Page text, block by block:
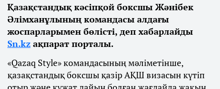
Қазақстандық кәсіпқой боксшы Жәнібек
Әлімханұлының командасы алдағы
жоспарларымен бөлісті, деп хабарлайды
Sn.kz ақпарат порталы.
«Qazaq Style» командасының мәліметінше,
қазақстандық боксшы қазір АҚШ визасын күтіп